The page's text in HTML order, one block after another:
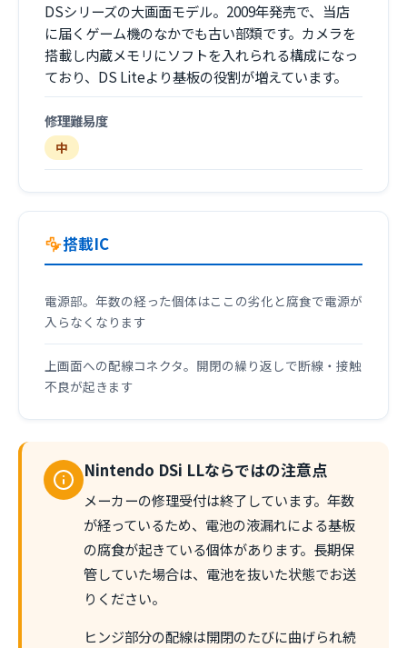
DSシリーズの大画面モデル。2009年発売で、当店
に届くゲーム機のなかでも古い部類です。カメラを
搭載し内蔵メモリにソフトを入れられる構成になっ
ており、DS Liteより基板の役割が増えています。
修理難易度
中
搭載IC
電源部。年数の経った個体はここの劣化と腐食で電源が
入らなくなります
上画面への配線コネクタ。開閉の繰り返しで断線・接触
不良が起きます
Nintendo DSi LLならではの注意点
メーカーの修理受付は終了しています。年数
が経っているため、電池の液漏れによる基板
の腐食が起きている個体があります。長期保
管していた場合は、電池を抜いた状態でお送
りください。
ヒンジ部分の配線は開閉のたびに曲げられ続